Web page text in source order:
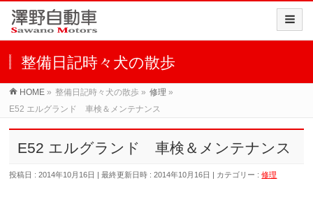
整備日記時々犬の散歩
HOME » 整備日記時々犬の散歩 » 修理 »
E52 エルグランド 車検＆メンテナンス
E52 エルグランド 車検＆メンテナンス
投稿日 : 2014年10月16日 最終更新日時 : 2014年10月16日 カテゴリー :修理